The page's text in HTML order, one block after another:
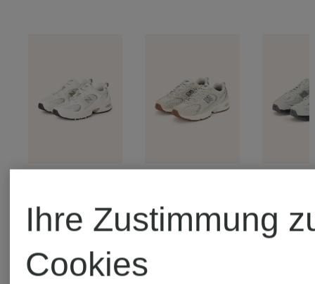
new
balance
new
Ihre Zustimmung
Cookies